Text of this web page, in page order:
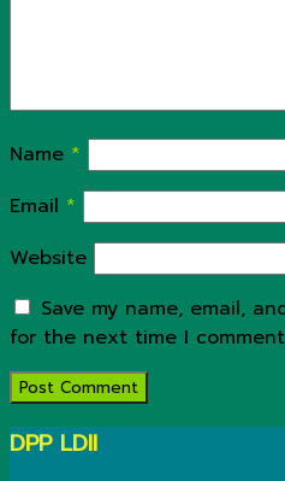
Name *
Email *
Website
Save my name, email,
for the next time I
DPP LDII